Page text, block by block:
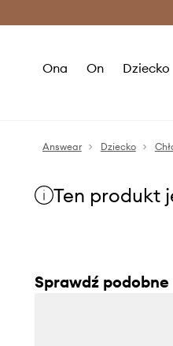
Ona On Dziecko
Answear Dziecko
Ten produkt
Sprawdź